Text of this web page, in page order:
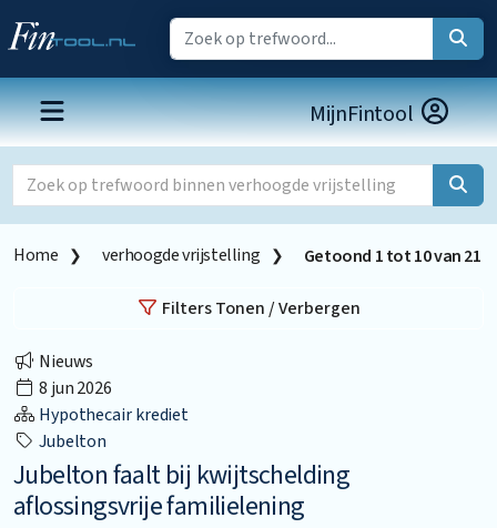
MijnFintool
Home verhoogde vrijstelling Getoond 1tot10van21
Filters Tonen / Verbergen
Nieuws
8 jun 2026
Hypothecair krediet
Jubelton
Jubelton faalt bij kwijtschelding
aflossingsvrije familielening